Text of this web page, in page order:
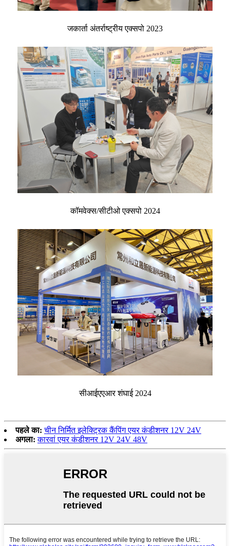
जकार्ता अंतर्राष्ट्रीय एक्सपो 2023
कॉमवेक्स/सीटीओ एक्सपो 2024
सीआईएएआर शंघाई 2024
पहले का: चीन निर्मित इलेक्ट्रिक कैंपिंग एयर कंडीशनर 12V 24V
अगला: कारवां एयर कंडीशनर 12V 24V 48V